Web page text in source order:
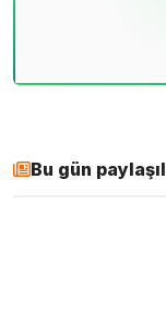
Bu gün